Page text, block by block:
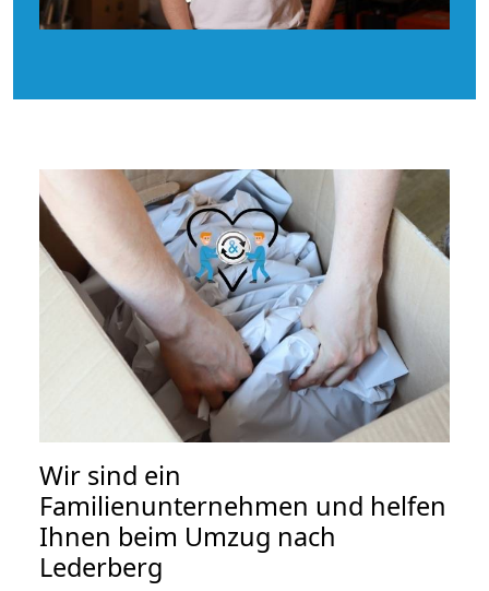
Wir sind ein
Familienunternehmen und helfen
Ihnen beim Umzug nach
Lederberg